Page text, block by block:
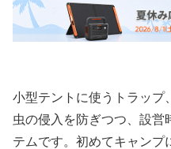
小型テントに使うトラップ
虫の侵入を防ぎつつ、設営
テムです。初めてキャンプ